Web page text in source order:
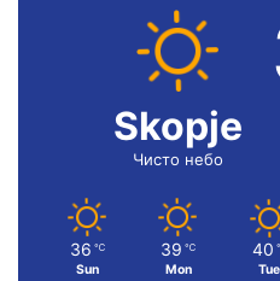
Skopje
Чисто небо
36 ℃
Sun
39 ℃
Mon
40
Tue